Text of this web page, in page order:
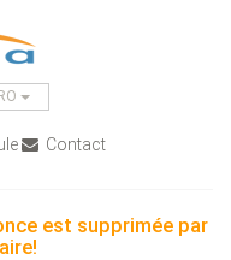
Contact
est supprimée par